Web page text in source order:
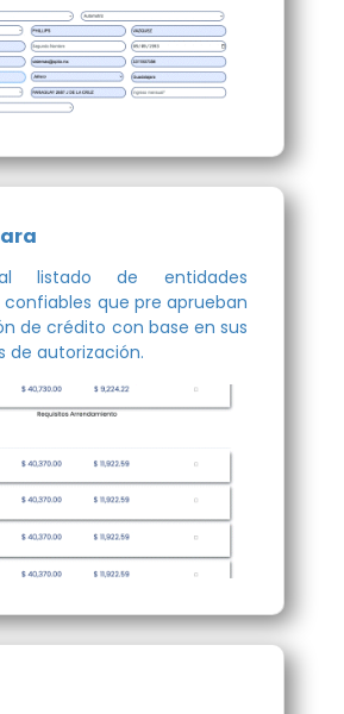
listado de entidades
que pre aprueban
de crédito con base en sus
de autorización.